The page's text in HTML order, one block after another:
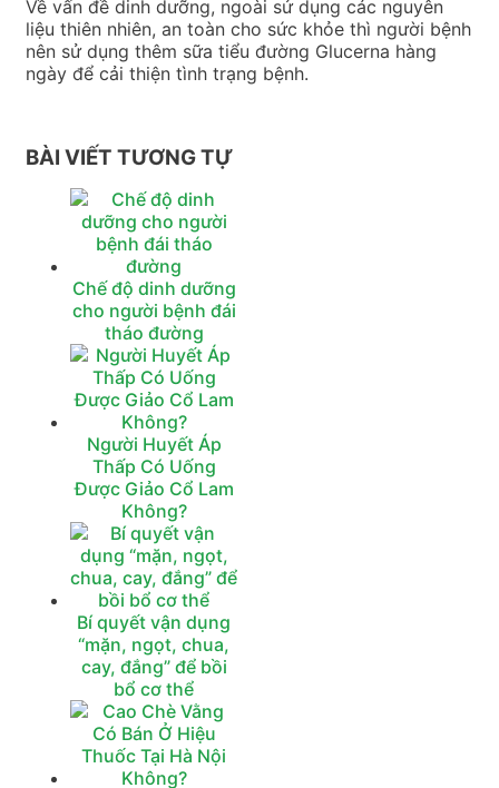
Về vấn đề dinh dưỡng, ngoài sử dụng các nguyên
liệu thiên nhiên, an toàn cho sức khỏe thì người bệnh
nên sử dụng thêm sữa tiểu đường Glucerna hàng
ngày để cải thiện tình trạng bệnh.
BÀI VIẾT TƯƠNG TỰ
Chế độ dinh dưỡng
cho người bệnh đái
tháo đường
Người Huyết Áp
Thấp Có Uống
Được Giảo Cổ Lam
Không?
Bí quyết vận dụng
“mặn, ngọt, chua,
cay, đắng” để bồi
bổ cơ thể